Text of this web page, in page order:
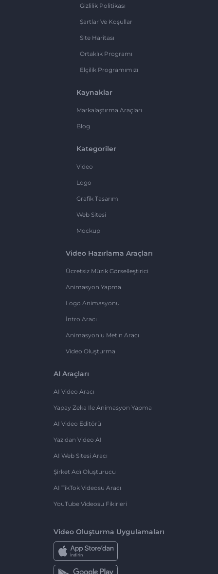
Gizlilik Politikası
Şartlar Ve Koşullar
Site Haritası
Ortaklık Programı
Elçilik Programımızı
Kaynaklar
Markalaştırma Araçları
Blog
Kategoriler
Video
Logo
Grafik Tasarım
Web Sitesi
Mockup
Video Hazırlama Araçları
Ücretsiz Müzik Görselleştirici
Animasyon Yapma
Logo Animasyonu
İntro Aracı
Animasyonlu Metin Aracı
Video Oluşturma
AI Araçları
AI Video Aracı
Yapay Zeka Ile Animasyon Yapma
AI Video Editörü
Yazıdan Video AI
AI Web Sitesi Aracı
Şirket Adı Oluşturucu
AI TikTok Videosu Aracı
YouTube Videosu Fikirleri
Video Oluşturma Uygulamaları